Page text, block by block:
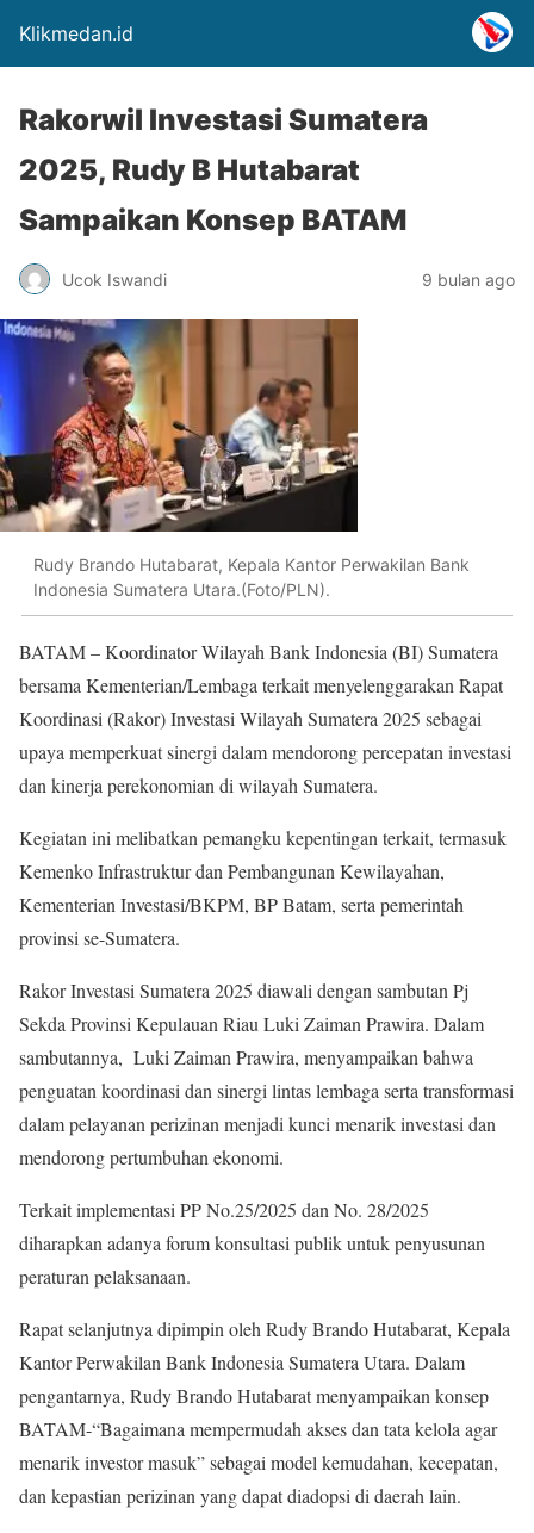
Klikmedan.id
Rakorwil Investasi Sumatera
2025, Rudy B Hutabarat
Sampaikan Konsep BATAM
Ucok Iswandi 9 bulan ago
Rudy Brando Hutabarat, Kepala Kantor Perwakilan Bank
Indonesia Sumatera Utara.(Foto/PLN).
BATAM – Koordinator Wilayah Bank Indonesia (BI) Sumatera
bersama Kementerian/Lembaga terkait menyelenggarakan Rapat
Koordinasi (Rakor) Investasi Wilayah Sumatera 2025 sebagai
upaya memperkuat sinergi dalam mendorong percepatan investasi
dan kinerja perekonomian di wilayah Sumatera.
Kegiatan ini melibatkan pemangku kepentingan terkait, termasuk
Kemenko Infrastruktur dan Pembangunan Kewilayahan,
Kementerian Investasi/BKPM, BP Batam, serta pemerintah
provinsi se-Sumatera.
Rakor Investasi Sumatera 2025 diawali dengan sambutan Pj
Sekda Provinsi Kepulauan Riau Luki Zaiman Prawira. Dalam
sambutannya, Luki Zaiman Prawira, menyampaikan bahwa
penguatan koordinasi dan sinergi lintas lembaga serta transformasi
dalam pelayanan perizinan menjadi kunci menarik investasi dan
mendorong pertumbuhan ekonomi.
Terkait implementasi PP No.25/2025 dan No. 28/2025
diharapkan adanya forum konsultasi publik untuk penyusunan
peraturan pelaksanaan.
Rapat selanjutnya dipimpin oleh Rudy Brando Hutabarat, Kepala
Kantor Perwakilan Bank Indonesia Sumatera Utara. Dalam
pengantarnya, Rudy Brando Hutabarat menyampaikan konsep
BATAM-“Bagaimana mempermudah akses dan tata kelola agar
menarik investor masuk” sebagai model kemudahan, kecepatan,
dan kepastian perizinan yang dapat diadopsi di daerah lain.